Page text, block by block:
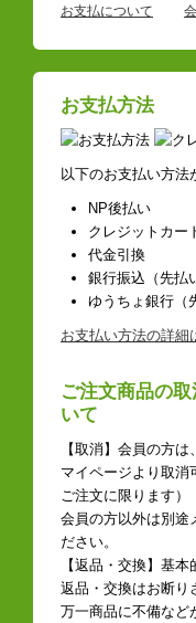
お支払について
お支払方法
以下のお支払い方法
NP後払い
クレジットカー
代金引換
銀行振込（先払
ゆうちょ銀行（
お支払い方法の詳細
ご注文商品の
いて
【取消】会員の方は
マイページより取消
ご注文に限ります）
会員の方以外は別途
ださい。
【返品・交換】基
返品・交換はお断り
万一商品に不備など